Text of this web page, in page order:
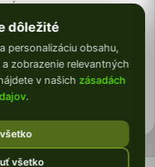
na adresu – dobierka)
5.90
v pracovné dni
Nitre a to Slovenskou
aby ste mali svoju
dôležité
personalizáciu obsahu,
zobrazenie relevantných
v našich zásadách
.
všetko